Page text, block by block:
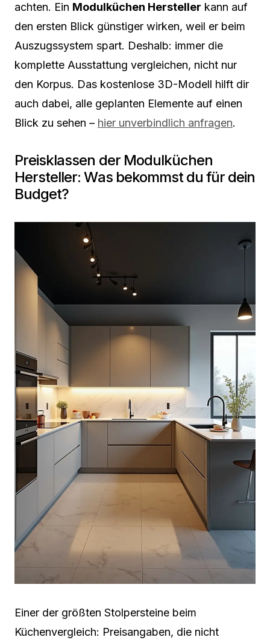
achten. Ein Modulküchen Hersteller kann auf
den ersten Blick günstiger wirken, weil er beim
Auszugssystem spart. Deshalb: immer die
komplette Ausstattung vergleichen, nicht nur
den Korpus. Das kostenlose 3D-Modell hilft dir
auch dabei, alle geplanten Elemente auf einen
Blick zu sehen – hier unverbindlich anfragen.
Preisklassen der Modulküchen
Hersteller: Was bekommst du für dein
Budget?
Einer der größten Stolpersteine beim
Küchenvergleich: Preisangaben, die nicht